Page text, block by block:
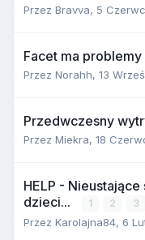
Przez Bravva, 5
Facet ma
Przez Norahh, 13
Przedwczesny
Przez Miekra, 18
HELP -
dzieci...
1 2 3
Przez Karolajna84, 6